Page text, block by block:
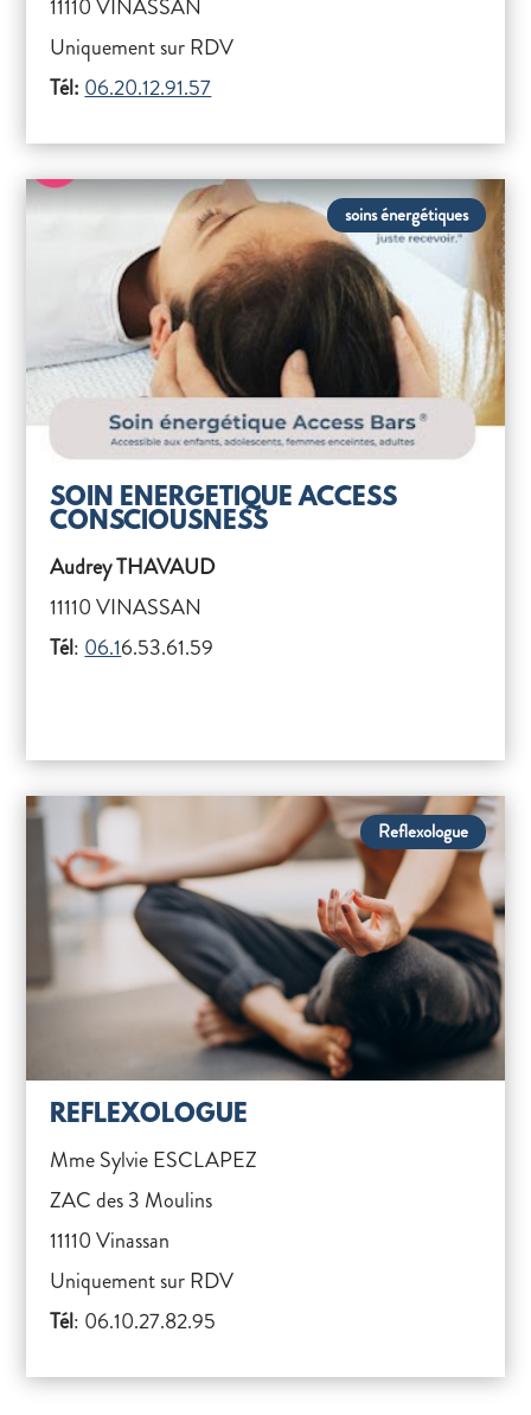
11110 VINASSAN
Uniquement sur RDV
Tél: 06.20.12.91.57
soins énergétiques
SOIN ENERGETIQUE ACCESS
CONSCIOUSNESS
Audrey THAVAUD
11110 VINASSAN
Tél: 06.16.53.61.59
Reflexologue
REFLEXOLOGUE
Mme Sylvie ESCLAPEZ
ZAC des 3 Moulins
11110 Vinassan
Uniquement sur RDV
Tél: 06.10.27.82.95